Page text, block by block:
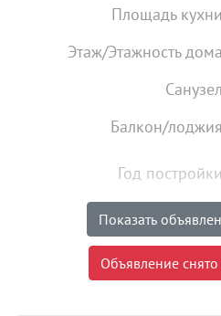
Площадь
Этаж/Этажность
Балкон/
Год
Высота потолков:
Показать
Объявление